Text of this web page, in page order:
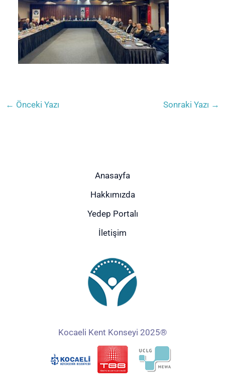
← Önceki Yazı Sonraki Yazı →
Anasayfa
Hakkımızda
Yedep Portalı
İletişim
Kocaeli Kent Konseyi 2025®